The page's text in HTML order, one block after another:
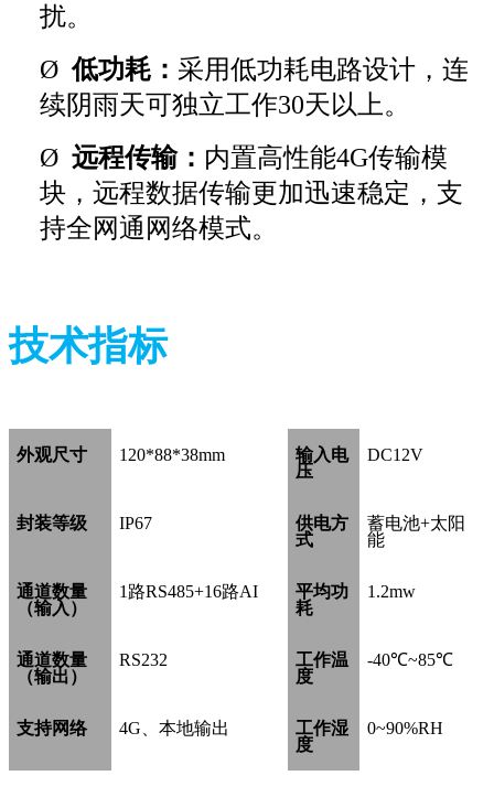
扰。
Ø 低功耗： 采用低功耗电路设计，连
续阴雨天可独立工作30天以上。
Ø 远程传输： 内置高性能4G传输模
块，远程数据传输更加迅速稳定，支
持全网通网络模式。
技术指标
外观尺寸 120*88*38mm
输入电
压
DC12V
封装等级 IP67
供电方
式
蓄电池+太阳
能
通道数量
（输入）
1路RS485+16路AI
平均功
耗
1.2mw
通道数量
（输出）
RS232
工作温
度
-40℃~85℃
支持网络 4G、本地输出
工作湿
度
0~90%RH